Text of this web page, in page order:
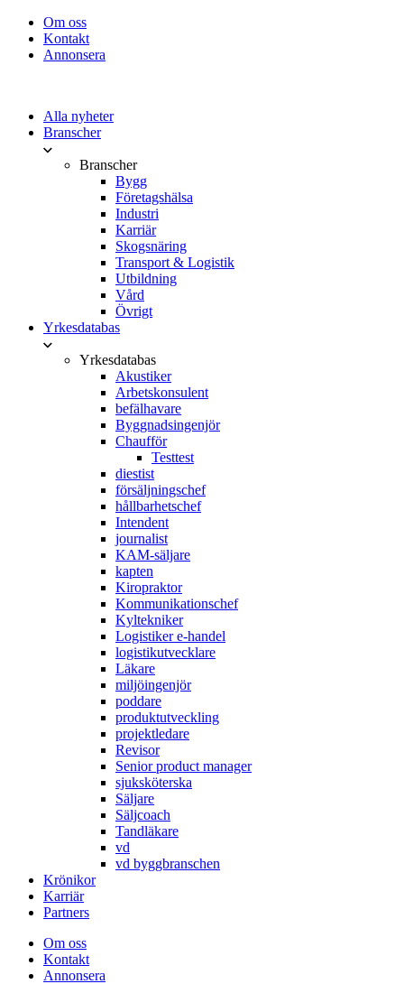
Om oss
Kontakt
Annonsera
Alla nyheter
Branscher
Branscher
Bygg
Företagshälsa
Industri
Karriär
Skogsnäring
Transport & Logistik
Utbildning
Vård
Övrigt
Yrkesdatabas
Yrkesdatabas
Akustiker
Arbetskonsulent
befälhavare
Byggnadsingenjör
Chaufför
Testtest
diestist
försäljningschef
hållbarhetschef
Intendent
journalist
KAM-säljare
kapten
Kiropraktor
Kommunikationschef
Kyltekniker
Logistiker e-handel
logistikutvecklare
Läkare
miljöingenjör
poddare
produktutveckling
projektledare
Revisor
Senior product manager
sjuksköterska
Säljare
Säljcoach
Tandläkare
vd
vd byggbranschen
Krönikor
Karriär
Partners
Om oss
Kontakt
Annonsera